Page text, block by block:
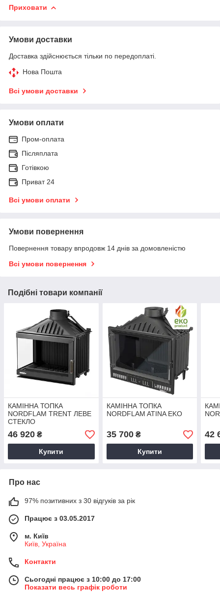
Приховати
Умови доставки
Доставка здійснюється тільки по передоплаті.
Нова Пошта
Всі умови доставки
Умови оплати
Пром-оплата
Післяплата
Готівкою
Приват 24
Всі умови оплати
Умови повернення
Повернення товару впродовж 14 днів за домовленістю
Всі умови повернення
Подібні товари компанії
КАМІННА ТОПКА
NORDFLAM TRENT ЛЕВЕ
СТЕКЛО
46 920 ₴
Купити
КАМІННА ТОПКА
NORDFLAM ATINA EKO
35 700₴
Купити
42
Про нас
97% позитивних з 30 відгуків за рік
Працює з 03.05.2017
м. Київ
Київ, Україна
Контакти
Сьогодні працює з 10:00 до 17:00
Показати весь графік роботи